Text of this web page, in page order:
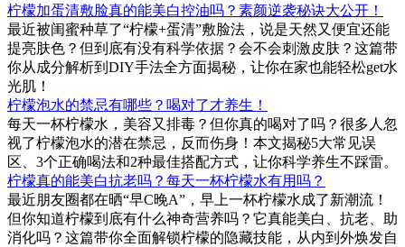
柠檬加蛋清敷脸真的能美白控油吗？素颜逆袭秘诀大公开！
最近被闺蜜种草了“柠檬+蛋清”敷脸法，说是天然又便宜还能
提亮肤色？但到底有没有科学依据？会不会刺激皮肤？这篇带
你从成分解析到DIY手法全方面揭秘，让你在家也能轻松get水
光肌！
柠檬泡水的禁忌有哪些？喝对了才养生！
每天一杯柠檬水，美容又排毒？但你真的喝对了吗？很多人忽
视了柠檬泡水的潜在禁忌，反而伤身！本文揭秘5大常见误
区、3个正确喝法和2种最佳搭配方式，让你科学养生不踩雷。
柠檬真的能美白抗老吗？每天一杯柠檬水有用吗？
最近朋友圈都在晒“早C晚A”，早上一杯柠檬水成了新潮流！
但你知道柠檬到底有什么神奇营养吗？它真能美白、抗老、助
消化吗？这篇带你全面解锁柠檬的隐藏技能，从内到外焕发自